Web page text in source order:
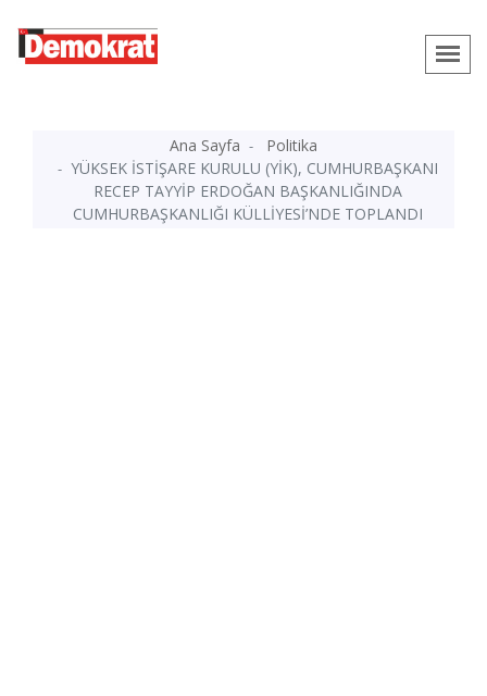
Ana Sayfa
Politika
YÜKSEK İSTİŞARE KURULU (YİK), CUMHURBAŞKANI
RECEP TAYYİP ERDOĞAN BAŞKANLIĞINDA
CUMHURBAŞKANLIĞI KÜLLİYESİ’NDE TOPLANDI